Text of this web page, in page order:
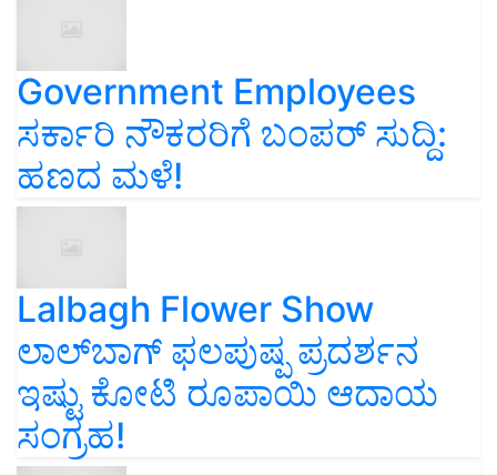
Government Employees
ಸರ್ಕಾರಿ ನೌಕರರಿಗೆ ಬಂಪರ್‌ ಸುದ್ದಿ:
ಹಣದ ಮಳೆ!
Lalbagh Flower Show
ಲಾಲ್‌ಬಾಗ್ ಫಲಪುಷ್ಪ ಪ್ರದರ್ಶನ
ಇಷ್ಟು ಕೋಟಿ ರೂಪಾಯಿ ಆದಾಯ
ಸಂಗ್ರಹ!